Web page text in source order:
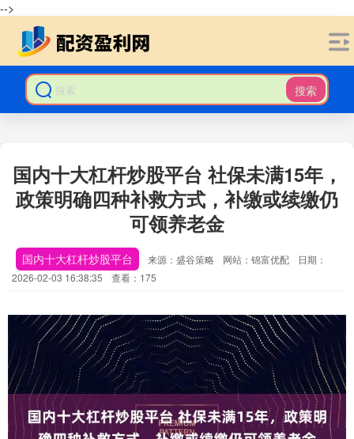
-->
搜索
国内十大杠杆炒股平台 社保未满15年，
政策明确四种补救方式，补缴或续缴仍
可领养老金
国内十大杠杆炒股平台 来源：盛谷策略 网站：锦富优配
日期：
2026-02-03 16:38:35
查看：175